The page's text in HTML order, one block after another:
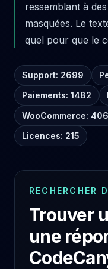
ressemblant à
masquées. Le
quel pour que le
Support: 2699
Paiements: 1482
WooCommerce: 406
Licences: 215
RECHERCHER
Trouver
une